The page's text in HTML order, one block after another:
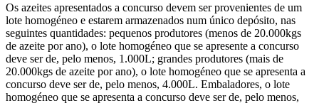
Os azeites apresentados a concurso devem ser provenientes de um
lote homogéneo e estarem armazenados num único depósito, nas
seguintes quantidades: pequenos produtores (menos de 20.000kgs
de azeite por ano), o lote homogéneo que se apresente a concurso
deve ser de, pelo menos, 1.000L; grandes produtores (mais de
20.000kgs de azeite por ano), o lote homogéneo que se apresenta a
concurso deve ser de, pelo menos, 4.000L. Embaladores, o lote
homogéneo que se apresenta a concurso deve ser de, pelo menos,